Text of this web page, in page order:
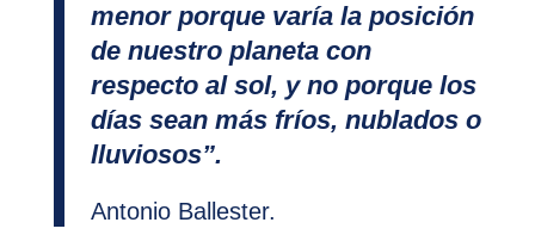
menor porque varía la posición
de nuestro planeta con
respecto al sol, y no porque los
días sean más fríos, nublados o
lluviosos”.
Antonio Ballester.